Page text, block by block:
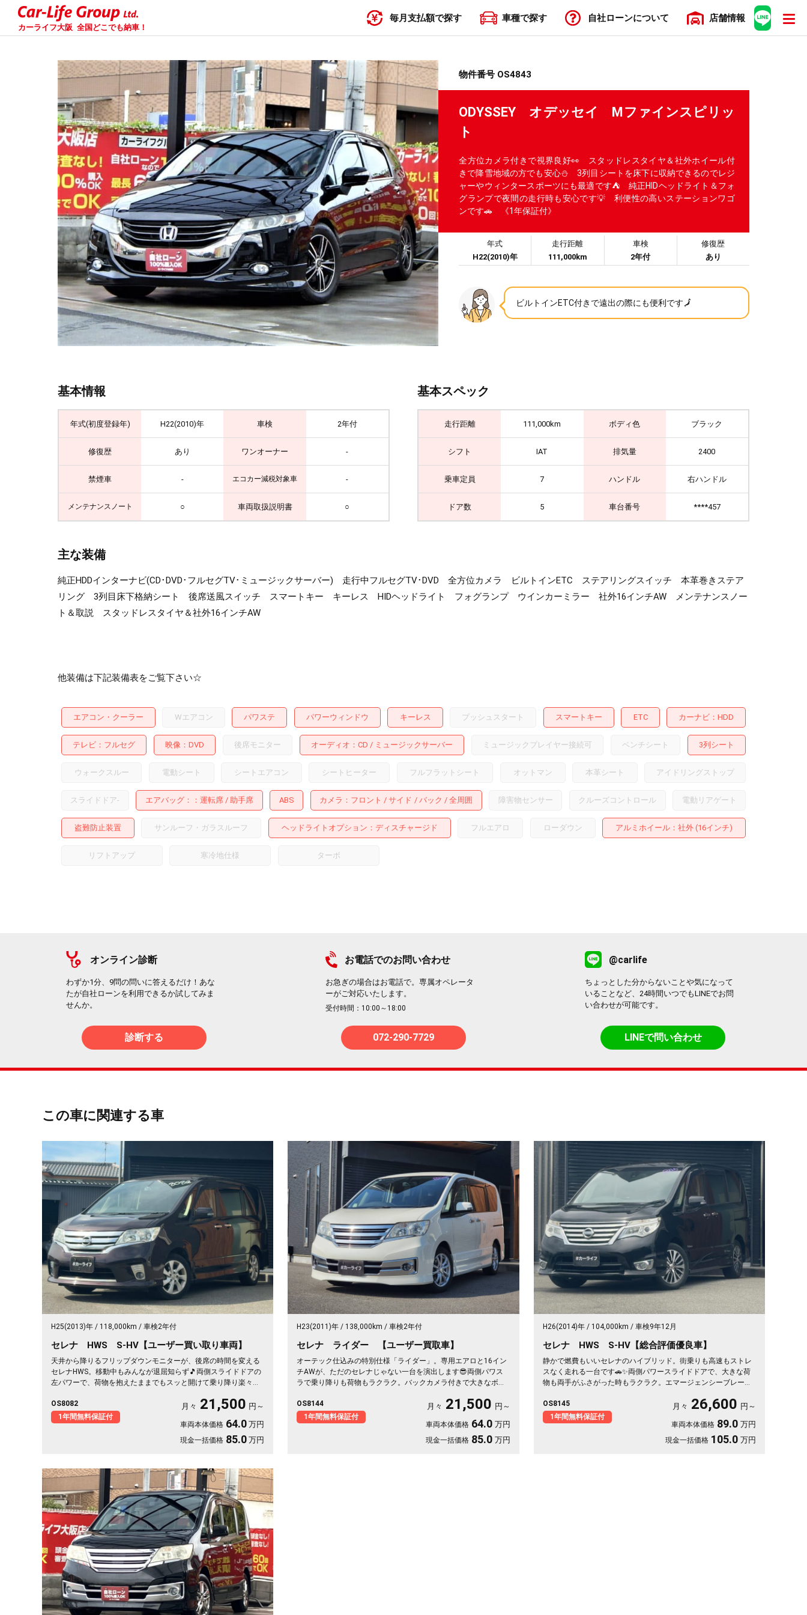
カーライフ大阪 全国どこでも納車！
毎月支払額で探す 車種で探す 自社ローンについて 店舗情報
物件番号 OS4843
ODYSSEY オデッセイ Mファインスピリッ
ト
全方位カメラ付きで視界良好👀 スタッドレスタイヤ＆社外ホイール付
きで降雪地域の方でも安心⛄ 3列目シートを床下に収納できるのでレジ
ャーやウィンタースポーツにも最適です⛺ 純正HIDヘッドライト＆フォ
グランプで夜間の走行時も安心です💡 利便性の高いステーションワゴ
ンです🚗 《1年保証付》
年式
H22(2010)年
走行距離
111,000km
車検
2年付
修復歴
あり
ビルトインETC付きで遠出の際にも便利です🗾
基本情報
年式(初度登録年) H22(2010)年 車検 2年付
修復歴 あり ワンオーナー -
禁煙車 - エコカー減税対象車 -
メンテナンスノート ○ 車両取扱説明書 ○
基本スペック
走行距離 111,000km ボディ色 ブラック
シフト IAT 排気量 2400
乗車定員 7 ハンドル 右ハンドル
ドア数 5 車台番号 ****457
主な装備
純正HDDインターナビ(CD･DVD･フルセグTV･ミュージックサーバー) 走行中フルセグTV･DVD 全方位カメラ ビルトインETC ステアリングスイッチ 本革巻きステア
リング 3列目床下格納シート 後席送風スイッチ スマートキー キーレス HIDヘッドライト フォグランプ ウインカーミラー 社外16インチAW メンテナンスノー
ト＆取説 スタッドレスタイヤ＆社外16インチAW
他装備は下記装備表をご覧下さい☆
エアコン・クーラー Wエアコン パワステ パワーウィンドウ キーレス プッシュスタート スマートキー ETC カーナビ HDD
テレビ フルセグ 映像 DVD 後席モニター オーディオ CD ミュージックサーバー ミュージックプレイヤー接続可 ベンチシート 3列シート
ウォークスルー 電動シート シートエアコン シートヒーター フルフラットシート オットマン 本革シート アイドリングストップ
スライドドア- エアバッグ： 運転席 助手席 ABS カメラ フロント サイド バック 全周囲 障害物センサー クルーズコントロール 電動リアゲート
盗難防止装置 サンルーフ・ガラスルーフ ヘッドライトオプション ディスチャージド フルエアロ ローダウン アルミホイール ：社外 (16インチ)
リフトアップ 寒冷地仕様 ターボ
オンライン診断
わずか1分、9問の問いに答えるだけ！あな
たが自社ローンを利用できるか試してみま
せんか。
診断する
お電話でのお問い合わせ
お急ぎの場合はお電話で。専属オペレータ
ーがご対応いたします。
受付時間：10:00～18:00
072-290-7729
@carlife
ちょっとした分からないことや気になって
いることなど、24時間いつでもLINEでお問
い合わせが可能です。
LINEで問い合わせ
この車に関連する車
H25(2013)年 118,000km 車検2年付
セレナ HWS S-HV【ユーザー買い取り車両】
天井から降りるフリップダウンモニターが、後席の時間を変える
セレナHWS。移動中もみんなが退屈知らず🎵両側スライドドアの
左パワーで、荷物を抱えたままでもスッと開けて乗り降り楽々。
センターシートやウォークスルーで室内は自由自在。月々
21500〜で叶う遠出の週末。走りも装備も揃った一台を、まるご
と1年保証付でどうぞ🚗✨💫👍
OS8082
1年間無料保証付
月々 21,500 円～
車両本体価格 64.0 万円
現金一括価格 85.0 万円
H23(2011)年 138,000km 車検2年付
セレナ ライダー 【ユーザー買取車】
オーテック仕込みの特別仕様「ライダー」。専用エアロと16イン
チAWが、ただのセレナじゃない一台を演出します😎両側パワス
ラで乗り降りも荷物もラクラク。バックカメラ付きで大きなボデ
ライブの心強い味方。仲間との遠出も、休日の趣味も、これ一台
で楽しさ倍増です🎵月々21500〜で手が届く特別グレード。走り
出しが待ち遠しくなる、《1年保証付》👑
OS8144
1年間無料保証付
月々 21,500 円～
車両本体価格 64.0 万円
現金一括価格 85.0 万円
H26(2014)年 104,000km 車検9年12月
セレナ HWS S-HV【総合評価優良車】
静かで燃費もいいセレナのハイブリッド。街乗りも高速もストレ
スなく走れる一台です🚗✨両側パワースライドドアで、大きな荷
物も両手がふさがった時もラクラク。エマージェンシーブレーキ
遠出も、仕事の相棒にもぴったり。月々26600円〜で始められま
す🎵ロングドライブが楽しみになる相棒に《1年保証付》💫
OS8145
1年間無料保証付
月々 26,600 円～
車両本体価格 89.0 万円
現金一括価格 105.0 万円